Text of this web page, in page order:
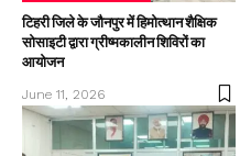
टिहरी जिले के जौनपुर में हिमोत्थान शैक्षिक
सोसाइटी द्वारा ग्रीष्मकालीन शिविरों का
आयोजन
June 11, 2026